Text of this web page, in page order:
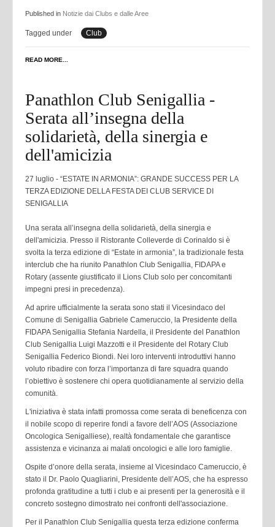
Published in Notizie dai Clubs e dalle Aree
Tagged under Club
READ MORE...
Panathlon Club Senigallia -
Serata all’insegna della
solidarietà, della sinergia e
dell'amicizia
27 luglio - “ESTATE IN ARMONIA”: GRANDE SUCCESS PER LA
TERZA EDIZIONE DELLA FESTA DEI CLUB SERVICE DI
SENIGALLIA
Una serata all’insegna della solidarietà, della sinergia e
dell'amicizia. Presso il Ristorante Colleverde di Corinaldo si è
svolta la terza edizione di “Estate in armonia”, la tradizionale festa
interclub che ha riunito Panathlon Club Senigallia, FIDAPA e
Rotary (assente giustificato il Lions Club solo per concomitanti
impegni presi in precedenza).
Ad aprire ufficialmente la serata sono stati il Vicesindaco del
Comune di Senigallia Gabriele Cameruccio, la Presidente della
FIDAPA Senigallia Stefania Nardella, il Presidente del Panathlon
Club Senigallia Luigi Mazzotti e il Presidente del Rotary Club
Senigallia Federico Biondi. Nei loro interventi introduttivi hanno
voluto ribadire con forza l’importanza di fare squadra quando
l’obiettivo è sostenere chi opera quotidianamente al servizio della
comunità.
L'iniziativa è stata infatti promossa come serata di beneficenza con
il nobile scopo di reperire fondi a favore dell’AOS (Associazione
Oncologica Senigalliese), realtà fondamentale che garantisce
assistenza e vicinanza ai malati oncologici e alle loro famiglie.
Ospite d’onore della serata, insieme al Vicesindaco Cameruccio, è
stato il Dr. Paolo Quagliarini, Presidente dell’AOS, che ha espresso
profonda gratitudine a tutti i club e ai presenti per la generosità e il
concreto sostegno dimostrato nei confronti dell'associazione.
Per il Panathlon Club Senigallia questa terza edizione conferma